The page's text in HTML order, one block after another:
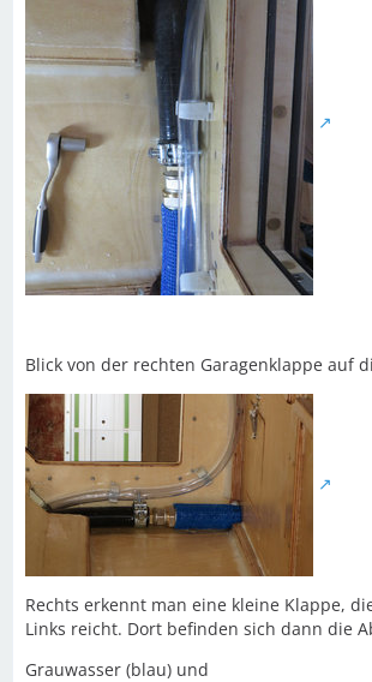
Blick von der rechten Garagenklappe auf
Rechts erkennt man eine kleine Klappe,
Links reicht. Dort befinden sich dann die
Grauwasser (blau) und